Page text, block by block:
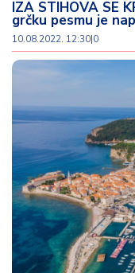
IZA STIHOVA SE
grčku pesmu je
10.08.2022. 12:30|0